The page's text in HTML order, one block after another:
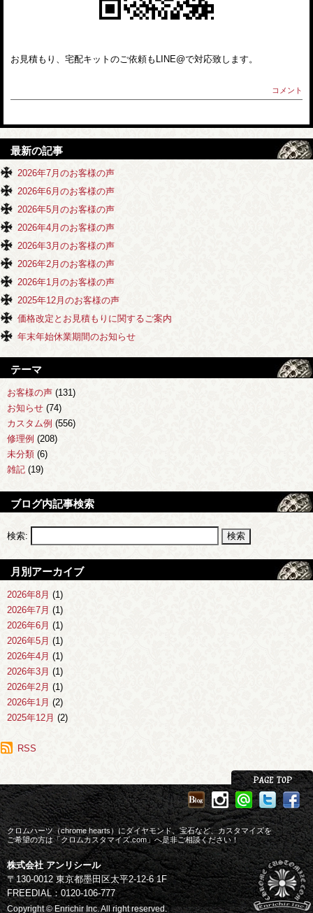
お見積もり、宅配キットのご依頼もLINE@で対応致します。
コメント
最新の記事
2026年7月のお客様の声
2026年6月のお客様の声
2026年5月のお客様の声
2026年4月のお客様の声
2026年3月のお客様の声
2026年2月のお客様の声
2026年1月のお客様の声
2025年12月のお客様の声
価格改定とお見積もりに関するご案内
年末年始休業期間のお知らせ
テーマ
お客様の声 (131)
お知らせ (74)
カスタム例 (556)
修理例 (208)
未分類 (6)
雑記 (19)
ブログ内記事検索
検索:
月別アーカイブ
2026年8月 (1)
2026年7月 (1)
2026年6月 (1)
2026年5月 (1)
2026年4月 (1)
2026年3月 (1)
2026年2月 (1)
2026年1月 (2)
2025年12月 (2)
2025年10月
2025年7月(1)
2025年6月(3)
2025年4月(1)
2025年3月(1)
2025年2月(1)
2025年1月(1)
2024年12月(2)
2024年11月(1)
RSS
クロムハーツ（chrome hearts）にダイヤモンド、宝石など、カスタマイズを
ご希望の方は「クロムカスタマイズ.com」へ是非ご相談ください！
株式会社 アンリシール
〒130-0012 東京都墨田区太平2-12-6 1F
FREEDIAL：0120-106-777
Copyright © Enrichir Inc. All right reserved.